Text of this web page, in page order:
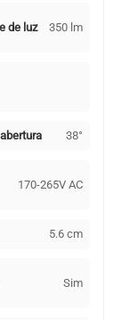
de luz 350 lm
38°
170-265V AC
5.6 cm
Sim